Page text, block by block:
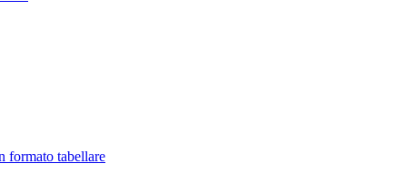
formato tabellare